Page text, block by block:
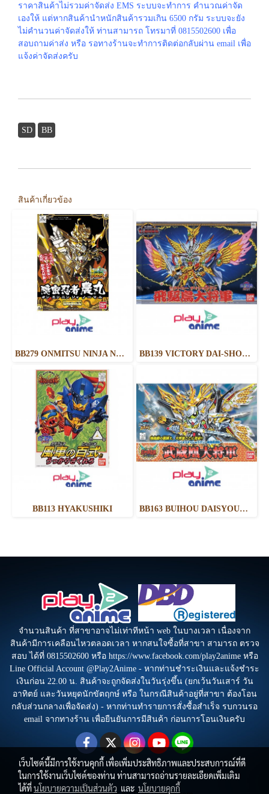
ราคาสินค้าไม่รวมค่าจัดส่ง EMS ระบบจะทำการ คำนวณค่าจัด
เองให้ แต่หากสินค้านำหนักสินค้ารวมเกิน 6500 กรัม ระบบจะยัง
ไม่คำนวนค่าจัดส่งให้ ท่านสามารถ โทรมาที่ 0815502600 เพื่อ
สอบถามค่าส่ง หรือ รอทางร้านจะทำการติดต่อกลับผ่าน email เพื่อ
แจ้งค่าจัดส่งครับ
SD BB
สินค้าเกี่ยวข้อง
BB279 ONMITSU NINJA NOUMARU BB139 VICTORY DAI-SHOGUN
BB113 HYAKUSHIKI BB163 BUIHOU DAISYOUGUN KIRAHAGANE GOKUSAI VER.
จำนวนสินค้า ที่สาขาอาจไม่เท่าทีหน้า web ในบางเวลา เนื่องจาก
สินค้ามีการเคลือนไหวตลอดเวลา หากสนใจซื้อที่สาขา สามารถ ตรวจ
สอบ ได้ที่ 0815502600 หรือ https://www.facebook.com/play2anime หรือ
Line Official Account @Play2Anime - หากท่านชำระเงินและแจ้งชำระ
เงินก่อน 22.00 น. สินค้าจะถูกจัดส่งในวันรุ่งขึ้น (ยกเว้นวันเสาร์ วัน
อาทิตย์ และวันหยุดนักขัตฤกษ์ หรือ ในกรณีสินค้าอยู่ที่สาขา ต้องโอน
กลับส่วนกลางเพื่อจัดส่ง) - หากท่านทำรายการสั่งซื้อสำเร็จ รบกวนรอ
email จากทางร้าน เพื่อยืนยันการมีสินค้า ก่อนการโอนเงินครับ
เว็บไซต์นี้มีการใช้งานคุกกี้ เพื่อเพิ่มประสิทธิภาพและประสบการณ์ที่ดี
ในการใช้งานเว็บไซต์ของท่าน ท่านสามารถอ่านรายละเอียดเพิ่มเติม
ได้ที่นโยบายความเป็นส่วนตัว และ นโยบายคุกกี้